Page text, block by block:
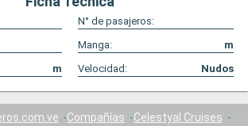
N° de pasajeros:
Manga:
m
m Velocidad: Nudos
Compañías
Celestyal Cruises